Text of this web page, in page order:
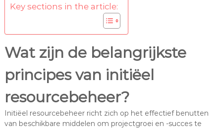
Key sections in the article:
Wat zijn de belangrijkste
principes van initiëel
resourcebeheer?
Initiëel resourcebeheer richt zich op het effectief benutten
van beschikbare middelen om projectgroei en -succes te